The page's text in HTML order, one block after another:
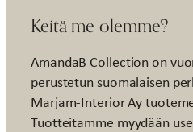
Keitä me olemme?
AmandaB Collection on
perustetun suomalaisen
Marjam-Interior Ay
Tuotteitamme myydään